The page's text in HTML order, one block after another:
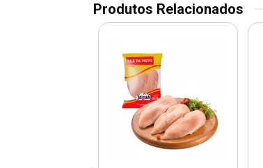
Produtos Relacionados